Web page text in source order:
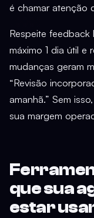
é chamar atenção
Respeite feedback
máximo 1 dia útil e
mudanças geram
“Revisão
amanhã.” Sem
sua margem
que sua
estar